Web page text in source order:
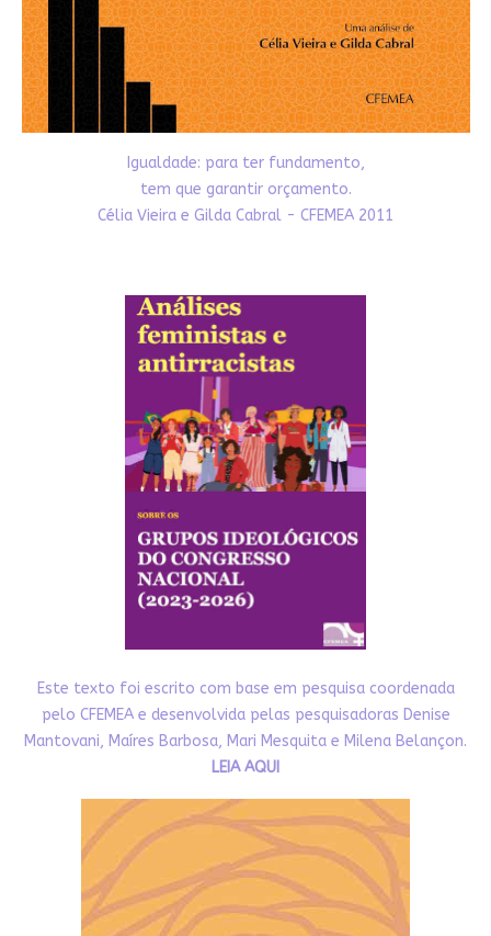
Igualdade: para ter fundamento,
tem que garantir orçamento.
Célia Vieira e Gilda Cabral - CFEMEA 2011
Este texto foi escrito com base em pesquisa coordenada
pelo CFEMEA e desenvolvida pelas pesquisadoras Denise
Mantovani, Maíres Barbosa, Mari Mesquita e Milena Belançon.
LEIA AQUI